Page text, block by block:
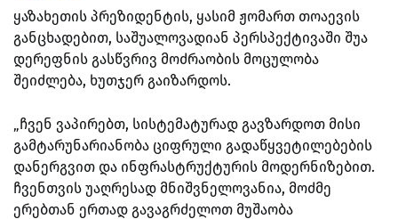
ყაზახეთის პრეზიდენტის, ყასიმ ჟომართ თოაევის
განცხადებით, საშუალოვადიან პერსპექტივაში შუა
დერეფნის გასწვრივ მოძრაობის მოცულობა
შეიძლება, ხუთჯერ გაიზარდოს.
„ჩვენ ვაპირებთ, სისტემატურად გავზარდოთ მისი
გამტარუნარიანობა ციფრული გადაწყვეტილებების
დანერგვით და ინფრასტრუქტურის მოდერნიზებით.
ჩვენთვის უაღრესად მნიშვნელოვანია, მოძმე
ერებთან ერთად გავაგრძელოთ მუშაობა